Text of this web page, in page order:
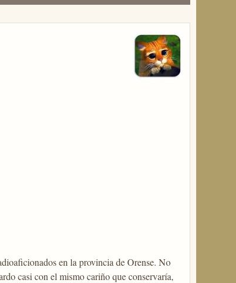
en la provincia de Orense. No
casi con el mismo cariño que conservaría,